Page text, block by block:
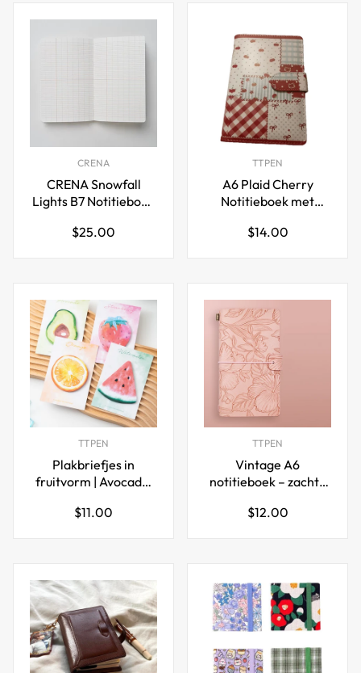
CRENA
CRENA Snowfall
Lights B7 Notitieboek
Pagina's | 68gsm |
Normale
$25.00
TTPEN
A6 Plaid Cherry
Notitieboek met
/ Blanco / Gelijnd
Normale
$14.00
TTPEN
Plakbriefjes in
fruitvorm | Avocado,
Watermeloen,
Normale
$11.00
TTPEN
Vintage A6
notitieboek – zachte
kaft, elastische
Normale
$12.00